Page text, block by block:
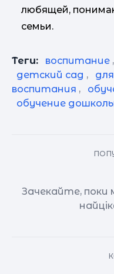
любящей,
семьи.
Теги: воспитание ,
детский сад ,
воспитания ,
обучение
Зачекайте, поки